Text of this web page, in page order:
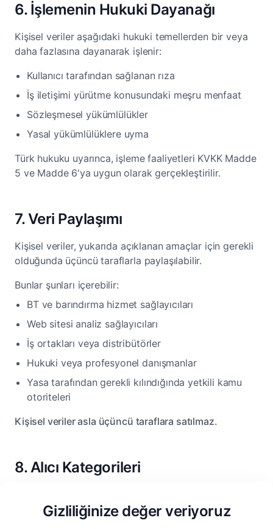
6. İşlemenin Hukuki Dayanağı
Kişisel veriler aşağıdaki hukuki temellerden bir veya
daha fazlasına dayanarak işlenir:
Kullanıcı tarafından sağlanan rıza
İş iletişimi yürütme konusundaki meşru menfaat
Sözleşmesel yükümlülükler
Yasal yükümlülüklere uyma
Türk hukuku uyarınca, işleme faaliyetleri KVKK Madde
5 ve Madde 6'ya uygun olarak gerçekleştirilir.
7. Veri Paylaşımı
Kişisel veriler, yukarıda açıklanan amaçlar için gerekli
olduğunda üçüncü taraflarla paylaşılabilir.
Bunlar şunları içerebilir:
BT ve barındırma hizmet sağlayıcıları
Web sitesi analiz sağlayıcıları
İş ortakları veya distribütörler
Hukuki veya profesyonel danışmanlar
Yasa tarafından gerekli kılındığında yetkili kamu
otoriteleri
Kişisel veriler asla üçüncü taraflara satılmaz.
8. Alıcı Kategorileri
kategorilerine açıklanabilir:
Gizliliğinize değer veriyoruz